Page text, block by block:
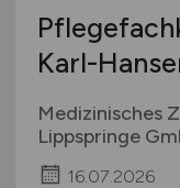
Karl-
Medizinisches
Lippspringe
16.07.2026